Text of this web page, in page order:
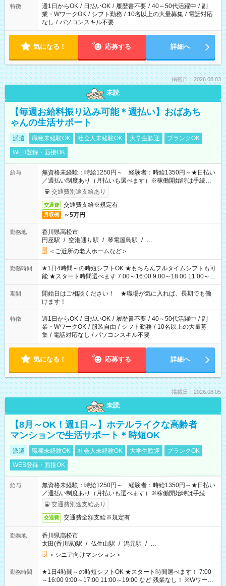
特徴 週1日からOK / 日払いOK / 履歴書不要 / 40～50代活躍中 / 副
業・WワークOK / シフト勤務 / 10名以上の大量募集 / 電話対応
なし / パソコンスキル不要
気になる！ 応募する 詳細へ
掲載日：2026.08.03
未読
【毎週お給料振り込み可能＊週払い】おばあち
ゃんの生活サポート
派遣 職種未経験OK 社会人未経験OK 大学生歓迎
ブランクOK
WEB登録・面接OK
給与
無資格未経験：時給1250円～ 経験者：時給1350円～★日払い
／週払い制度あり（月払いも選べます）※稼働開始時は手続き完
了次第のお支払いとなります。
交通費別途支給あり
交通費 交通費支給※規定有
月収例 ～5万円
勤務地
香川県高松市
円座駅 / 空港通り駅 / 琴電屋島駅 / …
＜ご近所の老人ホームなど＞
勤務時間
★1日4時間～の時短シフトOK ★もちろんフルタイムシフトも可
能 ★スタート時間選べます 7:00～16:00 9:00～18:00 11:00～
20:00 など 残業なし！ ※Wワークの場合、他のお仕事と合わせ
週40時間超の就業はご案内できません ※法令に基づき、週20時
間以上勤務は社会保険への加入対象となります ※労働者派遣法
（日雇い派遣の原則禁止）により、短時間・短期間の就業はご
案内が難しい場合があります
期間
開始日はご相談ください！ ★職場が気に入れば、長期でも働
けます！
特徴 週1日からOK / 日払いOK / 履歴書不要 / 40～50代活躍中 / 副
業・WワークOK / 服装自由 / シフト勤務 / 10名以上の大量募
集 / 電話対応なし / パソコンスキル不要
気になる！ 応募する 詳細へ
掲載日：2026.08.05
未読
【8月～OK！週1日～】ホテルライクな高齢者
マンションで生活サポート＊時短OK
派遣 職種未経験OK 社会人未経験OK 大学生歓迎
ブランクOK
WEB登録・面接OK
給与
無資格未経験：時給1250円～ 経験者：時給1350円～★日払い
／週払い制度あり（月払いも選べます）※稼働開始時は手続き完
了次第のお支払いとなります。
交通費別途支給あり
交通費 交通費全額支給※規定有
勤務地
香川県高松市
太田(香川県)駅 / 仏生山駅 / 潟元駅 / …
＜シニア向けマンション＞
勤務時間
★1日4時間～の時短シフトOK ★スタート時間選べます！ 7:00
～16:00 9:00～17:00 11:00～19:00 など 残業なし！ ※Wワーク